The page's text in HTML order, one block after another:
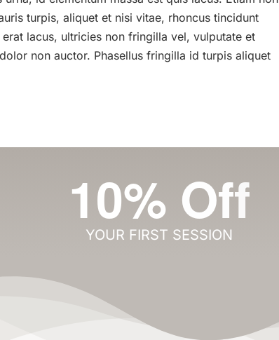
turpis, aliquet et nisi vitae, rhoncus tincidunt
lacus, ultricies non fringilla vel, vulputate et
non auctor. Phasellus fringilla id turpis aliquet
YOUR FIRST SESSION